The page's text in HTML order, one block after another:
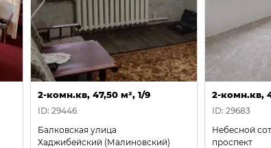
2-комн.кв, 47,50 м², 1/9
ID: 29446
Балковская улица
Хаджибейский (Малиновский)
2-комн.кв,
ID: 29683
Небесной
проспект